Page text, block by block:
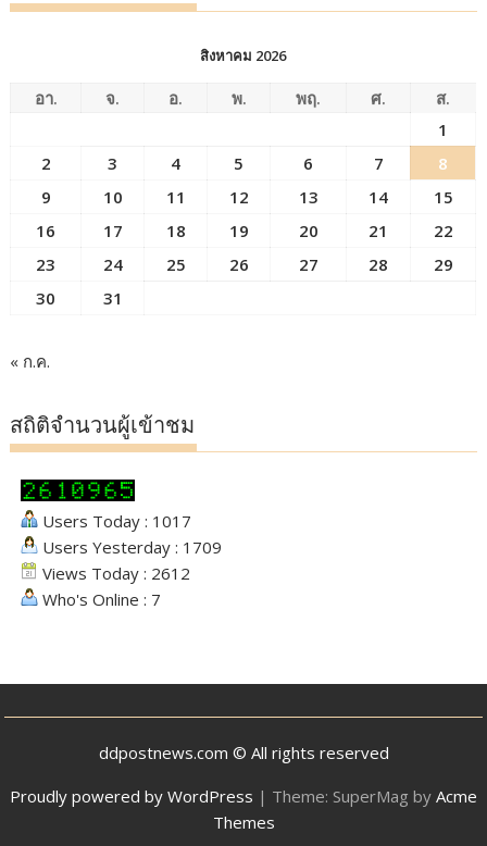
สิงหาคม 2026
อา. จ. อ. พ. พฤ. ศ.
ส.
1
2
3 4 5 6 7
8
9
10 11 12 13 14
15
16
17 18 19 20 21
22
23
24 25 26 27 28
29
30
31
« ก.ค.
สถิติจำนวนผู้เข้าชม
Users Today : 1017
Users Yesterday : 1709
Views Today : 2612
Who's Online : 7
ddpostnews.com © All rights reserved
Proudly powered by WordPress | Theme: SuperMag by Acme
Themes